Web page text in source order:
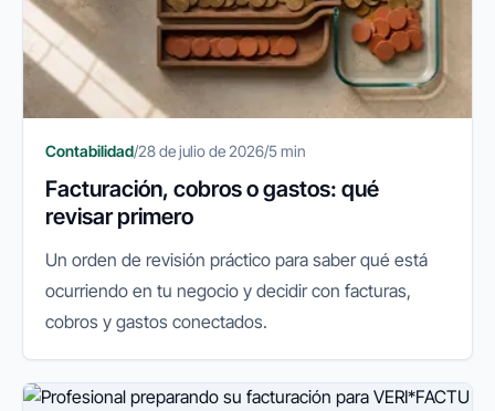
Contabilidad/28 de julio de 2026/5 min
Facturación, cobros o gastos: qué
revisar primero
Un orden de revisión práctico para saber qué está
ocurriendo en tu negocio y decidir con facturas,
cobros y gastos conectados.